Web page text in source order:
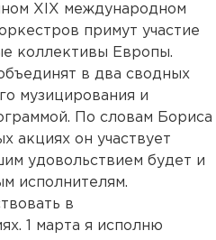
XIX международном
примут участие
коллективы Европы.
в два сводных
музицирования и
По словам Бориса
акциях он участвует
удовольствием будет и
исполнителям.
в
1 марта я исполню